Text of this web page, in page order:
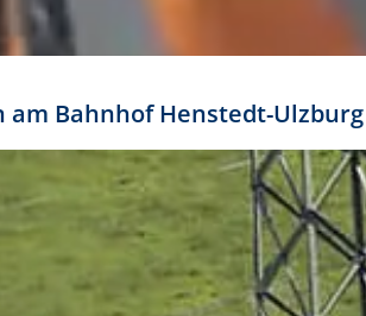
Layout:
– 10 % der jeweiligen Formathöhe.
Anwendungsgrößen im Layout:
hoch (5 %)
hoch (5 %)
hoch (5 %)
78 px hoch (7 %)
am Bahnhof Henstedt-Ulzburg